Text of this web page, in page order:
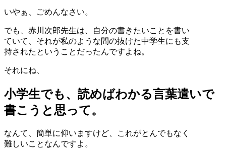
いやぁ、ごめんなさい。
でも、赤川次郎先生は、自分の書きたいことを書い
ていて、それが私のような間の抜けた中学生にも支
持されたということだったんですよね。
それにね、
小学生でも、読めばわかる言葉遣いで
書こうと思って。
なんて、簡単に仰いますけど、これがとんでもなく
難しいことなんですよ。